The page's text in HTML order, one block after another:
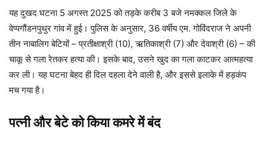
यह दुखद घटना 5 अगस्त 2025 को तड़के करीब 3 बजे नमक्कल जिले के
वेप्पगौंडनपुथुर गांव में हुई। पुलिस के अनुसार, 36 वर्षीय एम. गोविंदराज ने अपनी
तीन नाबालिग बेटियों – प्रतीक्षाश्री (10), ऋतिकाश्री (7) और देवाश्री (6) – की
चाकू से गला रेतकर हत्या की। इसके बाद, उसने खुद का गला काटकर आत्महत्या
कर ली। यह घटना बेहद ही दिल दहला देने वाली है, और इससे इलाके में हड़कंप
मच गया है।
पत्नी और बेटे को किया कमरे में बंद